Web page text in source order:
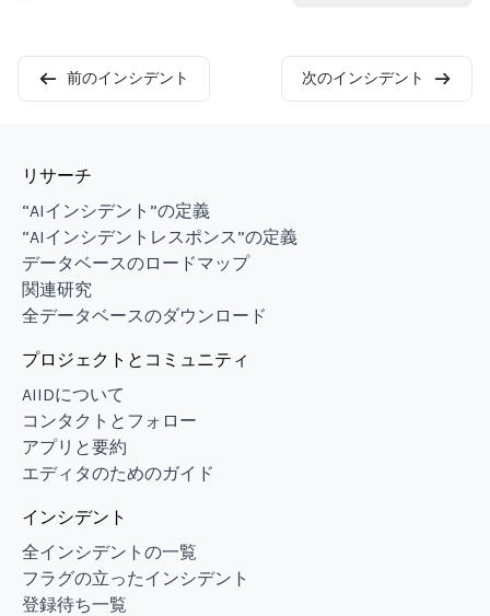
前のインシデント 次のインシデント
リサーチ
“AIインシデント”の定義
“AIインシデントレスポンス”の定義
データベースのロードマップ
関連研究
全データベースのダウンロード
プロジェクトとコミュニティ
AIIDについて
コンタクトとフォロー
アプリと要約
エディタのためのガイド
インシデント
全インシデントの一覧
フラグの立ったインシデント
登録待ち一覧